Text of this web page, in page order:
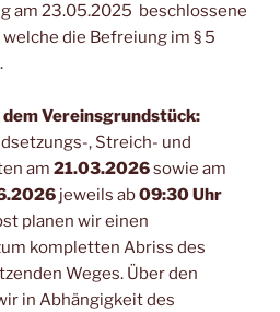
am 23.05.2025 beschlossene
welche die Befreiung im § 5
Vereinsgrundstück:
, Streich- und
am 21.03.2026sowie am
jeweils ab09:30 Uhr
planen wir einen
kompletten Abriss des
Weges. Über den
in Abhängigkeit des